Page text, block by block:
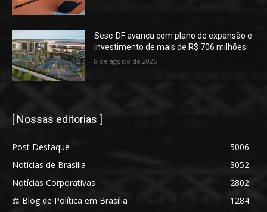
Sesc-DF avança com plano de expansão e
investimento de mais de R$ 706 milhões
8 de agosto de 2026
[ Nossas editorias ]
Post Destaque
5006
Notícias de Brasília
3052
Notícias Corporativas
2802
⚖️ Blog de Política em Brasília
1284